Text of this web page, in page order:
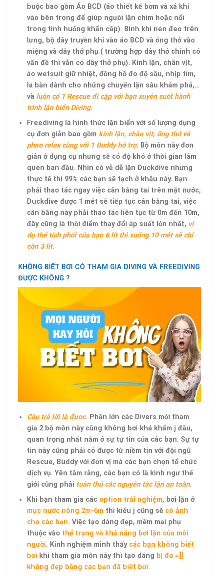
buộc bao gồm Áo BCD (áo thiết kế bơm và xả khí
vào bên trong để giúp người lặn chìm hoặc nổi
trong tình huống khẩn cấp). Bình khí nén đeo trên
lưng, bộ dây truyền khí vào áo BCD và ống thở vào
miệng và dây thở phụ ( trường hợp dây thở chính có
vấn đề thì vẫn có dây thở phụ). Kính lặn, chân vịt,
áo wetsuit giữ nhiệt, đồng hồ đo độ sâu, nhịp tim,
la bàn dành cho những chuyến lặn sâu khám phá,…
và luôn có 1 Rescue đi cặp với bạn xuyên suốt hành
trình lặn biển Diving.
Freediving là hình thức lặn biển với số lượng dụng
cụ đơn giản bao gồm kính lặn, chân vịt, ống thở và
phao relax cùng với 1 Buddy hỗ trợ. Bộ môn này đơn
giản ở dụng cụ nhưng sẽ có độ khó ở thời gian làm
quen ban đầu. Nhìn có vẻ dễ lặn Duckdive nhưng
thực tế thì 99% các bạn sẽ tạch ở khâu này. Bạn
phải thao tác ngay việc cân bằng tai trên mặt nước,
Duckdive được 1 mét sẽ tiếp tục cân bằng tai, việc
cân bằng này phải thao tác liên tục từ 0m đến 10m,
đây cũng là thời điểm thay đổi áp suất lớn nhất, ví
dụ thể tích phổi của bạn 6 lít thì xuống 10 mét sẽ chỉ
còn 3 lít.
KHÔNG BIẾT BƠI CÓ THAM GIA DIVING VÀ FREEDIVING
ĐƯỢC KHÔNG ?
Câu trả lời là được. Phần lớn các Divers mới tham
gia 2 bộ môn này cũng không bơi khá khẩm j đâu,
quan trọng nhất nằm ở sự tự tin của các bạn. Sự tự
tin này cũng phải có được từ niềm tin với đội ngũ
Rescue, Buddy với đơn vị mà các bạn chọn tổ chức
dịch vụ. Yên tâm rằng, các bạn có là kình ngư thế
giới cũng phải tuân thủ các nguyên tắc lặn an toàn.
Khi bạn tham gia các option trải nghiệm, bơi lặn ở
mực nước nông 2m-6m thì kiểu j cũng sẽ có ảnh
cho các bạn. Việc tạo dáng đẹp, mềm mại phụ
thuộc vào thể trạng và khả năng bơi lặn của mỗi
người. Kinh nghiệm mình thấy các bạn không biết
bơi khi tham gia môn này thì tạo dáng bị đơ =]]
không đẹp bằng các bạn đã biết bơi.